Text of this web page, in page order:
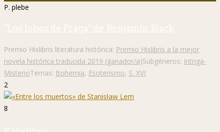
P. plebe
"Los lobos de Praga" de Benjamin Black
Premio Hislibris literatura histórica: Premio Hislibris a la mejor
novela histórica traducida 2019 (ganador/a)Subgéneros: Intriga-
MisterioTemas: Bohemia, Esoterismo, S. XVI
2
8